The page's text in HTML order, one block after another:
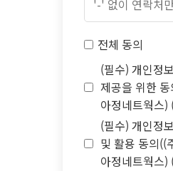
전체 동의
(필수) 개인정
제공을 위한
아정네트웍스)
(필수) 개인정
및 활용 동의((
아정네트웍스)